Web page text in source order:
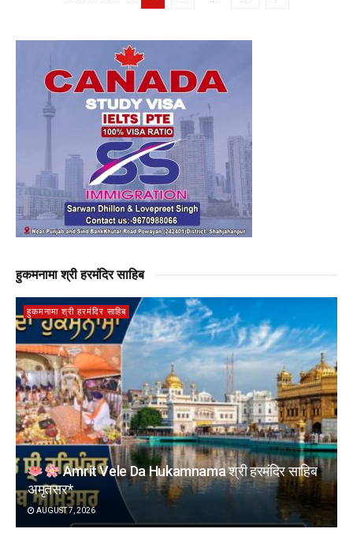
हुकमनामा श्री हरमंदिर साहिब
हुकमनामा श्री हरमंदिर साहिब
Amrit Vele Da Hukamnama श्री हरमंदिर साहिब
अमृतसर*
AUGUST 7, 2026